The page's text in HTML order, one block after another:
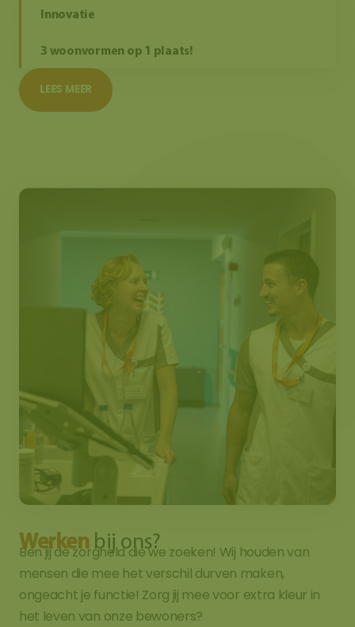
Innovatie
3 woonvormen op 1 plaats!
LEES MEER
Werkenbij ons?
Ben jij de zorgheld die we zoeken! Wij houden van
mensen die mee het verschil durven maken,
ongeacht je functie! Zorg jij mee voor extra kleur in
het leven van onze bewoners?